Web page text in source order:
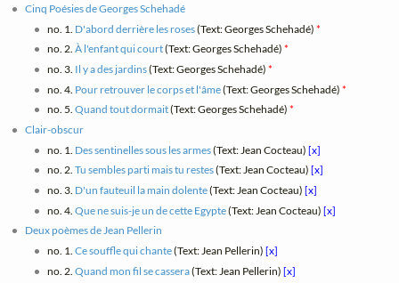
Cinq Poésies de Georges Schehadé
no. 1. D'abord derrière les roses(Text: Georges Schehadé) *
no. 2. À l'enfant qui court(Text: Georges Schehadé) *
no. 3. Il y a des jardins(Text: Georges Schehadé) *
no. 4. Pour retrouver le corps et l'âme(Text: Georges Schehadé) *
no. 5. Quand tout dormait(Text: Georges Schehadé) *
Clair-obscur
no. 1. Des sentinelles sous les armes(Text: Jean Cocteau) [x]
no. 2. Tu sembles parti mais tu restes(Text: Jean Cocteau) [x]
no. 3. D'un fauteuil la main dolente(Text: Jean Cocteau) [x]
no. 4. Que ne suis-je un de cette Egypte(Text: Jean Cocteau) [x]
Deux poèmes de Jean Pellerin
no. 1. Ce souffle qui chante(Text: Jean Pellerin) [x]
no. 2. Quand mon fil se cassera(Text: Jean Pellerin) [x]